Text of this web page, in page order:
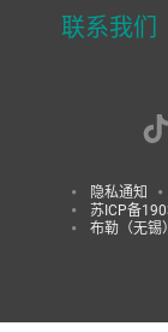
联系我们
隐私通知
苏ICP备
布勒（无锡